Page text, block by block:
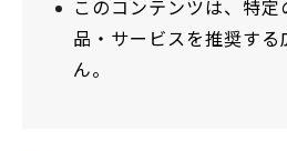
このコンテンツは、特
品・サービスを推奨す
ん。